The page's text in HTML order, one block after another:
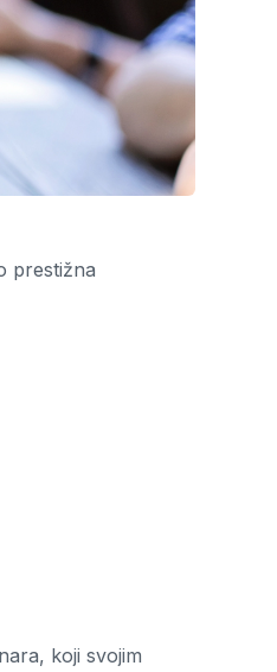
prestižna
koji svojim